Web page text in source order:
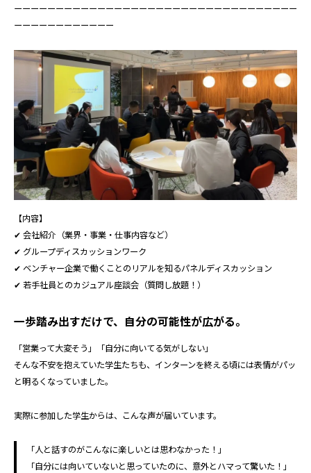
ーーーーーーーーーーーーーーーーーーーーーーーーーーーーーーーーーー
ーーーーーーーーーーーー
【内容】
✔ 会社紹介（業界・事業・仕事内容など）
✔ グループディスカッションワーク
✔ ベンチャー企業で働くことのリアルを知るパネルディスカッション
✔ 若手社員とのカジュアル座談会（質問し放題！）
一歩踏み出すだけで、自分の可能性が広がる。
「営業って大変そう」「自分に向いてる気がしない」
そんな不安を抱えていた学生たちも、インターンを終える頃には表情がパッ
と明るくなっていました。
実際に参加した学生からは、こんな声が届いています。
「人と話すのがこんなに楽しいとは思わなかった！」
「自分には向いていないと思っていたのに、意外とハマって驚いた！」